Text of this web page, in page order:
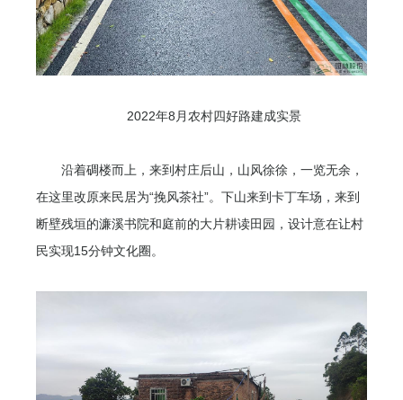
2022年8月农村四好路建成实景
沿着碉楼而上，来到村庄后山，山风徐徐，一览无余，
在这里改原来民居为“挽风茶社”。下山来到卡丁车场，来到
断壁残垣的濂溪书院和庭前的大片耕读田园，设计意在让村
民实现15分钟文化圈。